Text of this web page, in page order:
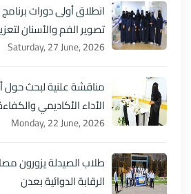
انطلاق أولى دورات
تصوير الفم والأسنان
Saturday, 27 June, 2026
مناقشة علنية لبحث حول
الأداء الأكاديمي
Monday, 22 June, 2026
طلاب الصيدلة يزورون
الرقابة الدوائية بعدن